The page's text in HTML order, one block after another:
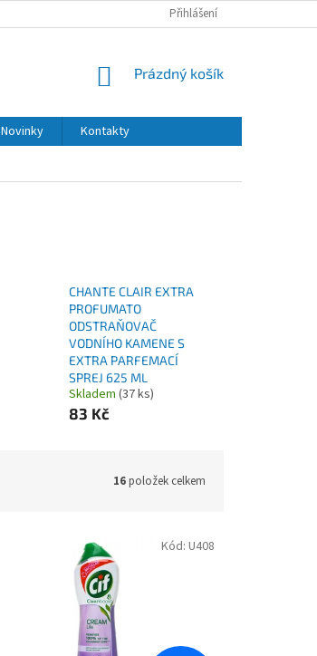
Přihlášení
NÁKUPNÍ
Prázdný košík
Novinky
Kontakty
CHANTE CLAIR EXTRA
PROFUMATO
ODSTRAŇOVAČ
VODNÍHO KAMENE S
EXTRA PARFEMACÍ
SPREJ 625 ML
Skladem (37 ks)
83 Kč
16položek celkem
Kód: U408